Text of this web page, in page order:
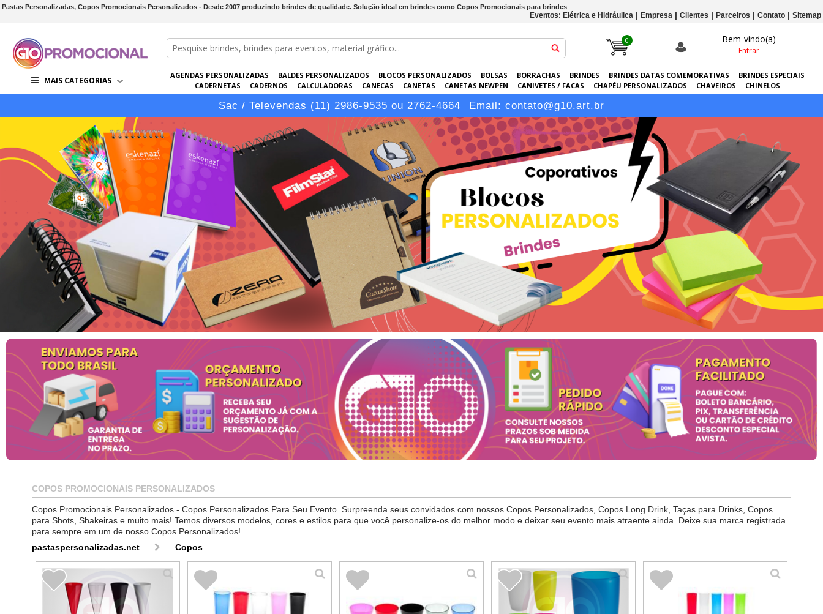
Pastas Personalizadas, Copos Promocionais Personalizados - Desde 2007 produzindo brindes de qualidade. Solução ideal em brindes como Copos Promocionais para brindes
Eventos: Elétrica e Hidráulica Empresa Clientes Parceiros Contato Sitemap
0 Bem-vindo(a)
Entrar
MAIS CATEGORIAS
AGENDAS PERSONALIZADAS BALDES PERSONALIZADOS BLOCOS PERSONALIZADOS BOLSAS BORRACHAS BRINDES BRINDES DATAS COMEMORATIVAS
BRINDES ESPECIAIS
CADERNETAS
CADERNOS CALCULADORAS CANECAS CANETAS CANETAS NEWPEN CANIVETES / FACAS CHAPÉU PERSONALIZADOS CHAVEIROS
CHINELOS
CONJUNTOS DE BRINDES
COPOS ELETRÔNICOS EMBALAGENS ESCRITÓRIO EVENTOS GARRAFAS PERSONALIZADAS GRÁFICA GUARDA-CHUVAS KITS
LANÇAMENTOS
LÁPIS
Sac / Televendas (11) 2986-9535 ou 2762-4664 Email: contato@g10.art.br
COPOS PROMOCIONAIS PERSONALIZADOS
Copos Promocionais Personalizados - Copos Personalizados Para Seu Evento. Surpreenda seus convidados com nossos Copos Personalizados, Copos Long Drink, Taças para Drinks, Copos
para Shots, Shakeiras e muito mais! Temos diversos modelos, cores e estilos para que você personalize-os do melhor modo e deixar seu evento mais atraente ainda. Deixe sua marca registrada
para sempre em um de nosso Copos Personalizados!
pastaspersonalizadas.net
Copos